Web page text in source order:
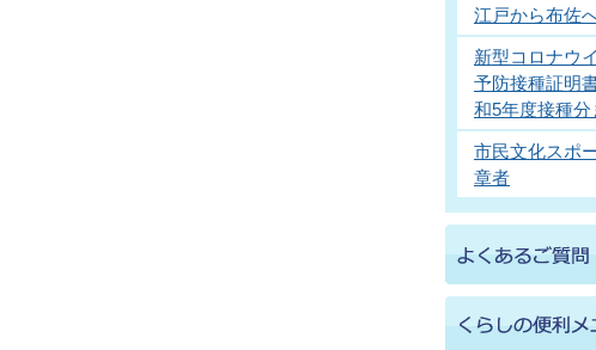
江戸から布佐へ
新型コロナウ
予防接種証明
和5年度接種分
市民文化スポ
章者